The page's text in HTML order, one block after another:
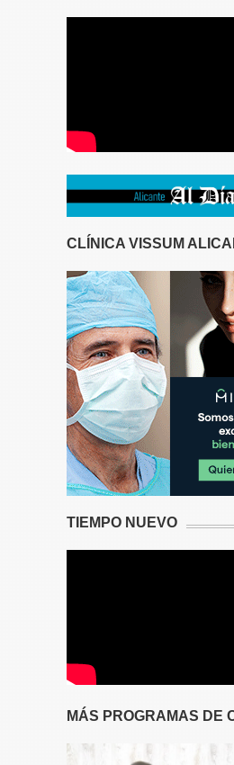
CLÍNICA VISSUM
TIEMPO NUEVO
MÁS PROGRAMAS DE